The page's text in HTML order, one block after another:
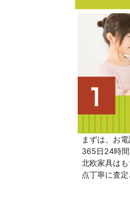
まずは、お
365日24時間
北欧家具は
点丁寧に査定